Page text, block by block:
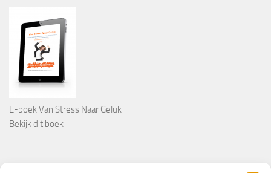
E-boek Van Stress Naar Geluk
Bekijk dit boek